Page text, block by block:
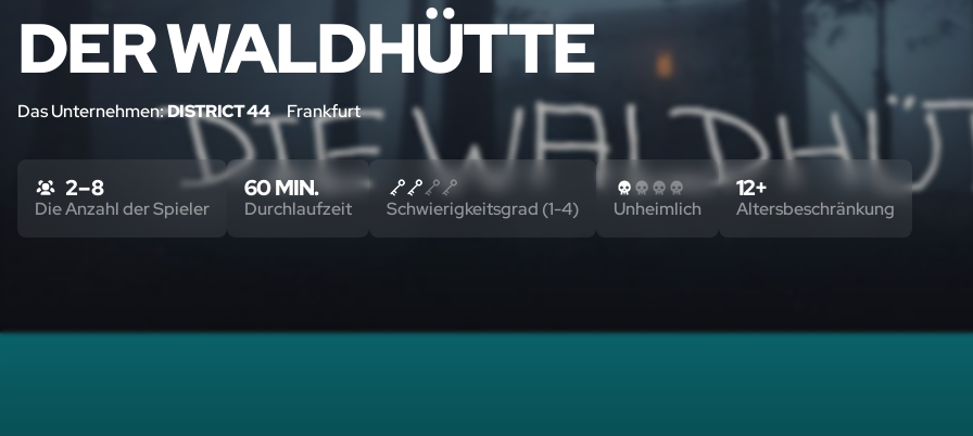
DER WALDHÜTTE
Das Unternehmen:DISTRICT 44 Frankfurt
2 – 8
Die Anzahl der Spieler
60 MIN.
Durchlaufzeit Schwierigkeitsgrad (1-4) Unheimlich
12+
Altersbeschränkung